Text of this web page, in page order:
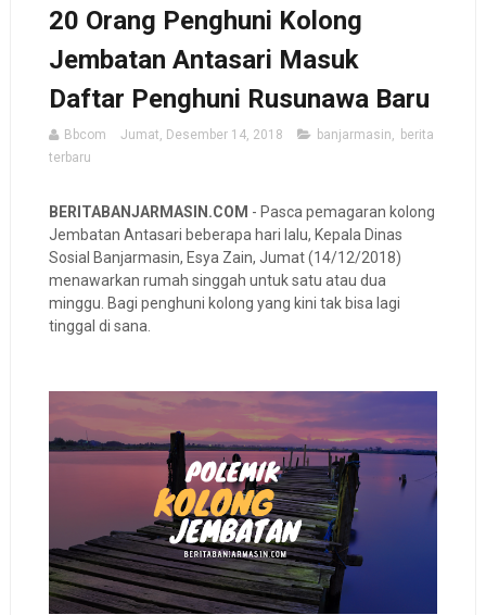
20 Orang Penghuni Kolong
Jembatan Antasari Masuk
Daftar Penghuni Rusunawa Baru
Bbcom Jumat, Desember 14, 2018 banjarmasin, berita
terbaru
BERITABANJARMASIN.COM - Pasca pemagaran kolong
Jembatan Antasari beberapa hari lalu, Kepala Dinas
Sosial Banjarmasin, Esya Zain, Jumat (14/12/2018)
menawarkan rumah singgah untuk satu atau dua
minggu. Bagi penghuni kolong yang kini tak bisa lagi
tinggal di sana.